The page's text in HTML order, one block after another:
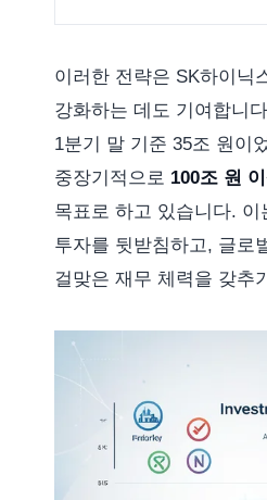
이러한 전략은 SK하이닉
강화하는 데도 기여합니
1분기 말 기준 35조 원이
중장기적으로 100조 원
목표로 하고 있습니다. 이
투자를 뒷받침하고, 글로
걸맞은 재무 체력을 갖추